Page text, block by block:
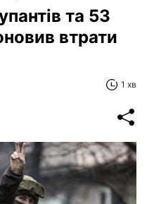
та 53
втрати
1 хв